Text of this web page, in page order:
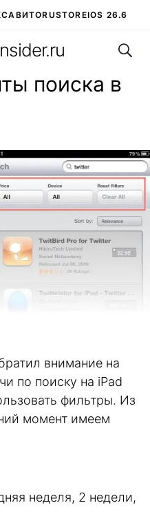
АВИТОRUSTOREIOS 26.6
ЧАТ В ROBLOX
поиска в
внимание на
по поиску на iPad
фильтры. Из
момент имеем
неделя, 2 недели,